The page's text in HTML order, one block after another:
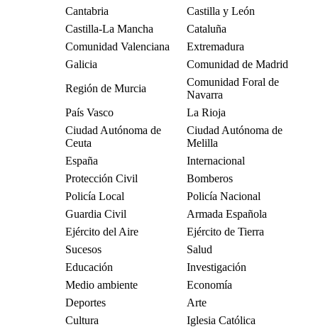
Cantabria
Castilla y León
Castilla-La Mancha
Cataluña
Comunidad Valenciana
Extremadura
Galicia
Comunidad de Madrid
Región de Murcia
Comunidad Foral de
Navarra
País Vasco
La Rioja
Ciudad Autónoma de
Ceuta
Ciudad Autónoma de
Melilla
España
Internacional
Protección Civil
Bomberos
Policía Local
Policía Nacional
Guardia Civil
Armada Española
Ejército del Aire
Ejército de Tierra
Sucesos
Salud
Educación
Investigación
Medio ambiente
Economía
Deportes
Arte
Cultura
Iglesia Católica